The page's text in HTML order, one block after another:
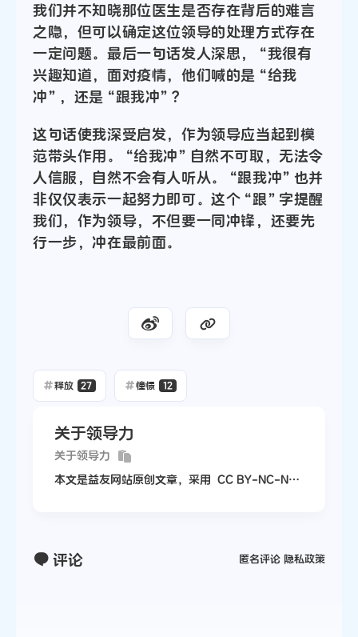
我们并不知晓那位医生是否存在背后的难言
之隐，但可以确定这位领导的处理方式存在
一定问题。最后一句话发人深思，“我很有
兴趣知道，面对疫情，他们喊的是“给我
冲”，还是“跟我冲”？
这句话使我深受启发，作为领导应当起到模
范带头作用。“给我冲”自然不可取，无法令
人信服，自然不会有人听从。“跟我冲”也并
非仅仅表示一起努力即可。这个“跟”字提醒
我们，作为领导，不但要一同冲锋，还要先
行一步，冲在最前面。
释放 27 憧憬 12
关于领导力
关于领导力
本文是益友网站原创文章，采用 CC BY-NC-ND
评论 匿名评论 隐私政策